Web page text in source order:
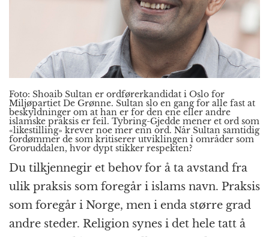
Foto: Shoaib Sultan er ordførerkandidat i Oslo for
Miljøpartiet De Grønne. Sultan slo en gang for alle fast at
beskyldninger om at han er for den ene eller andre
islamske praksis er feil. Tybring-Gjedde mener et ord som
«likestilling» krever noe mer enn ord. Når Sultan samtidig
fordømmer de som kritiserer utviklingen i områder som
Groruddalen, hvor dypt stikker respekten?
Du tilkjennegir et behov for å ta avstand fra
ulik praksis som foregår i islams navn. Praksis
som foregår i Norge, men i enda større grad
andre steder. Religion synes i det hele tatt å